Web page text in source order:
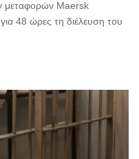
μεταφορών Maersk
48 ώρες τη διέλευση του